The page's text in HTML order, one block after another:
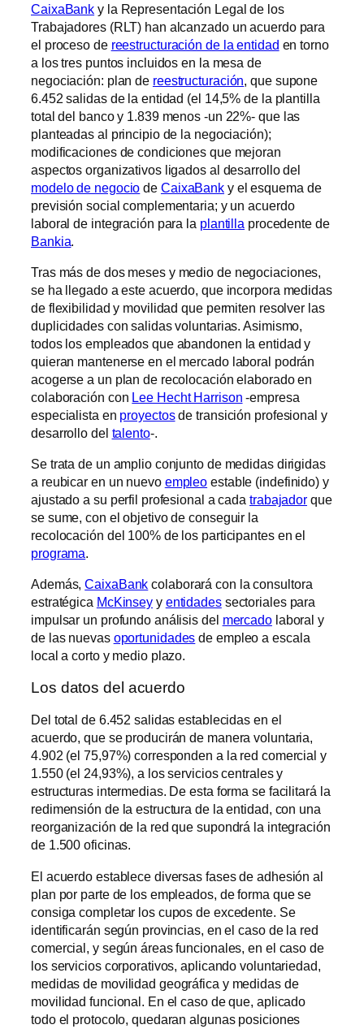
CaixaBank y la Representación Legal de los
Trabajadores (RLT) han alcanzado un acuerdo para
el proceso de reestructuración de la entidad en torno
a los tres puntos incluidos en la mesa de
negociación: plan de reestructuración, que supone
6.452 salidas de la entidad (el 14,5% de la plantilla
total del banco y 1.839 menos -un 22%- que las
planteadas al principio de la negociación);
modificaciones de condiciones que mejoran
aspectos organizativos ligados al desarrollo del
modelo de negocio de CaixaBank y el esquema de
previsión social complementaria; y un acuerdo
laboral de integración para la plantilla procedente de
Bankia.
Tras más de dos meses y medio de negociaciones,
se ha llegado a este acuerdo, que incorpora medidas
de flexibilidad y movilidad que permiten resolver las
duplicidades con salidas voluntarias. Asimismo,
todos los empleados que abandonen la entidad y
quieran mantenerse en el mercado laboral podrán
acogerse a un plan de recolocación elaborado en
colaboración con Lee Hecht Harrison -empresa
especialista en proyectosde transición profesional y
desarrollo del talento-.
Se trata de un amplio conjunto de medidas dirigidas
a reubicar en un nuevo empleo estable (indefinido) y
ajustado a su perfil profesional a cada trabajador que
se sume, con el objetivo de conseguir la
recolocación del 100% de los participantes en el
programa.
Además,CaixaBank colaborará con la consultora
estratégica McKinsey y entidadessectoriales para
impulsar un profundo análisis del mercadolaboral y
de las nuevas oportunidades de empleo a escala
local a corto y medio plazo.
Los datos del acuerdo
Del total de 6.452 salidas establecidas en el
acuerdo, que se producirán de manera voluntaria,
4.902 (el 75,97%) corresponden a la red comercial y
1.550 (el 24,93%), a los servicios centrales y
estructuras intermedias. De esta forma se facilitará la
redimensión de la estructura de la entidad, con una
reorganización de la red que supondrá la integración
de 1.500 oficinas.
El acuerdo establece diversas fases de adhesión al
plan por parte de los empleados, de forma que se
consiga completar los cupos de excedente. Se
identificarán según provincias, en el caso de la red
comercial, y según áreas funcionales, en el caso de
los servicios corporativos, aplicando voluntariedad,
medidas de movilidad geográfica y medidas de
movilidad funcional. En el caso de que, aplicado
todo el protocolo, quedaran algunas posiciones